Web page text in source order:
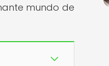
mundo de